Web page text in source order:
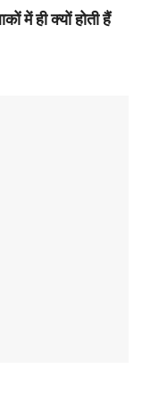
में ही क्यों होती हैं